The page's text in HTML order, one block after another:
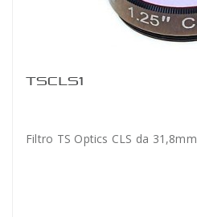
TSCLS1
Filtro TS Optics CLS da 31,8mm